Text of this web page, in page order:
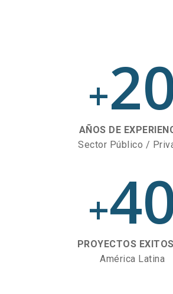
+
AÑOS DE
Sector Público /
+
PROYECTOS
América Latina